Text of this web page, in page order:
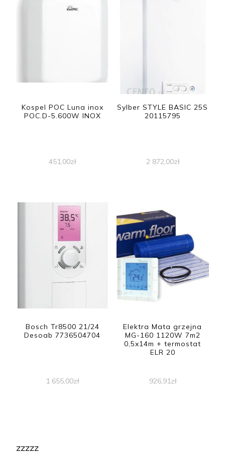
Kospel POC Luna inox
POC.D-5.600W INOX
451,00zł
Sylber STYLE BASIC 25S
20115795
2 872,00zł
Bosch Tr8500 21/24
Desoab 7736504704
1 655,00zł
Elektra Mata grzejna
MG-160 1120W 7m2
0,5x14m + termostat
ELR 20
926,91zł
zzzzz